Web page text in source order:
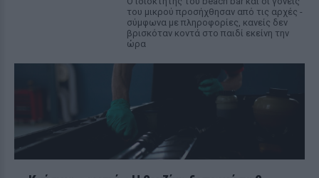
του μικρού προσήχθησαν από τις αρχές -
σύμφωνα με πληροφορίες, κανείς δεν
βρισκόταν κοντά στο παιδί εκείνη την
ώρα